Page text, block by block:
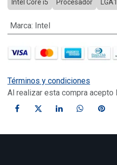
Intel Core i5 Procesador
Marca: Intel
Términos y condiciones
Al realizar esta compra